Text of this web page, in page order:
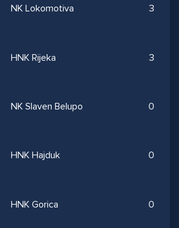
NK Lokomotiva 3
HNK Rijeka 3
NK Slaven Belupo 0
HNK Hajduk 0
HNK Gorica 0